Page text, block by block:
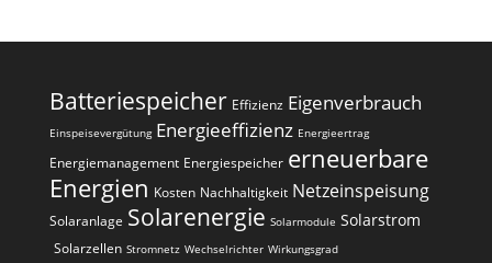
Batteriespeicher Effizienz Eigenverbrauch
Einspeisevergütung Energieeffizienz Energieertrag
Energiemanagement Energiespeicher erneuerbare
Energien Kosten Nachhaltigkeit Netzeinspeisung
Solaranlage Solarenergie Solarmodule Solarstrom
Solarzellen Stromnetz Wechselrichter Wirkungsgrad